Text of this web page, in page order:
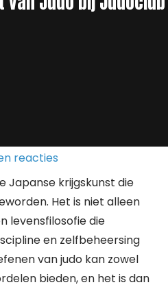
reacties
Japanse krijgskunst die
Het is niet alleen
levensfilosofie die
en zelfbeheersing
van judo kan zowel
bieden, en het is dan